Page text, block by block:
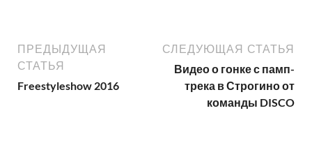
ПРЕДЫДУЩАЯ
СТАТЬЯ
Freestyleshow 2016
СЛЕДУЮЩАЯ СТАТЬЯ
Видео о гонке с памп-
трека в Строгино от
команды DISCO